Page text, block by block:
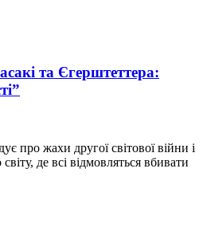
та Єгерштеттера:
про жахи другої світової війни і
де всі відмовляться вбивати